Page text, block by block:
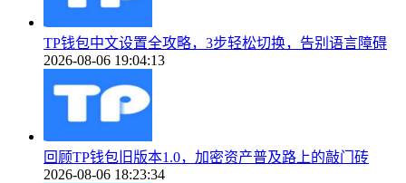
TP钱包中文设置全攻略，3步轻松切换，告别语言障碍
2026-08-06 19:04:13
回顾TP钱包旧版本1.0，加密资产普及路上的敲门砖
2026-08-06 18:23:34